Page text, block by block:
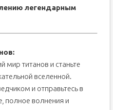
легендарным
мир титанов и станьте
вселенной.
и отправьтесь в
полное волнения и